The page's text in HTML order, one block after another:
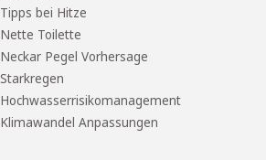
Tipps bei Hitze
Nette Toilette
Neckar Pegel Vorhersage
Starkregen
Hochwasserrisikomanagement
Klimawandel Anpassungen